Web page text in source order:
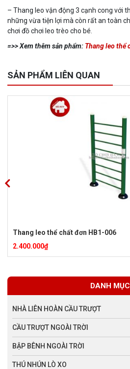
– Thang leo vận động 3 cạnh cong với
những vừa tiện lợi mà còn rất an toàn
chơi đồ chơi leo trèo cho bé.
=>> Xem thêm sản phẩm: Thang leo thể
SẢN PHẨM LIÊN QUAN
Thang leo thể chất đơn HB1-006
2.400.000₫
DANH MỤC
NHÀ LIÊN HOÀN CẦU TRƯỢT
CẦU TRƯỢT NGOÀI TRỜI
BẬP BÊNH NGOÀI TRỜI
THÚ NHÚN LÒ XO